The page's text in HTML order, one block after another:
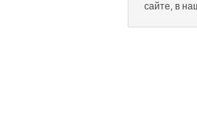
сайте, в